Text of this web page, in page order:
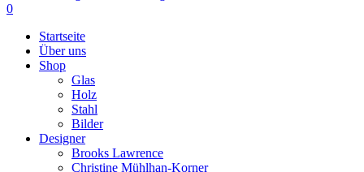
0
Startseite
Über uns
Shop
Glas
Holz
Stahl
Bilder
Designer
Brooks Lawrence
Christine Mühlhan-Korner